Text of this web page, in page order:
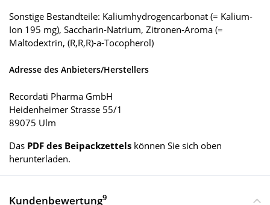
Sonstige Bestandteile: Kaliumhydrogencarbonat (= Kalium-
Ion 195 mg), Saccharin-Natrium, Zitronen-Aroma (=
Maltodextrin, (R,R,R)-a-Tocopherol)
Adresse des Anbieters/Herstellers
Recordati Pharma GmbH
Heidenheimer Strasse 55/1
89075 Ulm
Das PDF des Beipackzettels können Sie sich oben
herunterladen.
Kundenbewertung9